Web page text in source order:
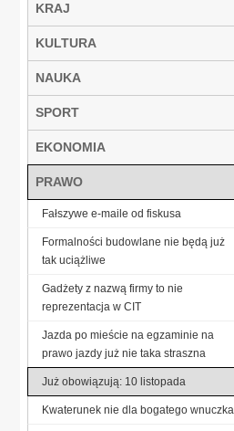
KRAJ
KULTURA
NAUKA
SPORT
EKONOMIA
PRAWO
Fałszywe e-maile od fiskusa
Formalności budowlane nie będą już
tak uciążliwe
Gadżety z nazwą firmy to nie
reprezentacja w CIT
Jazda po mieście na egzaminie na
prawo jazdy już nie taka straszna
Już obowiązują: 10 listopada
Kwaterunek nie dla bogatego wnuczka